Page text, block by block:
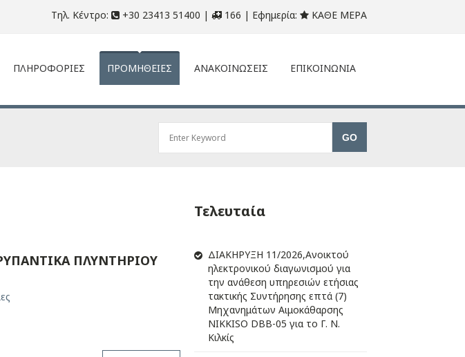
Τηλ. Κέντρο: +30 23413 51400 | 166 | Εφημερία: ΚΑΘΕ ΜΕΡΑ
ΠΛΗΡΟΦΟΡΙΕΣ ΠΡΟΜΗΘΕΙΕΣ ΑΝΑΚΟΙΝΩΣΕΙΣ ΕΠΙΚΟΙΝΩΝΙΑ
ΠΛΥΝΤΗΡΙΟΥ
Τελευταία
ΔIΑΚΗΡΥΞΗ 11/2026,Ανοικτού
ηλεκτρονικού διαγωνισμού για
την ανάθεση υπηρεσιών ετήσιας
τακτικής Συντήρησης επτά (7)
Μηχανημάτων Αιμοκάθαρσης
NIKKISO DBB-05 για το Γ. Ν.
Κιλκίς